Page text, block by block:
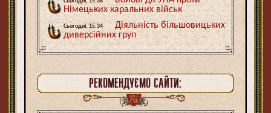
Німецьких каральних військ
Сьогодні, 15:34
Діяльність більшовицьких
диверсійних груп
РЕКОМЕНДУЄМО САЙТИ: